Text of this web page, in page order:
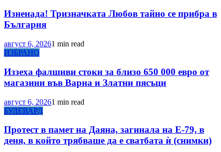
Изненада! Тризначката Любов тайно се прибра в
България
август 6, 20261 min read
ИЗБРАНО
Иззеха фалшиви стоки за близо 650 000 евро от
магазини във Варна и Златни пясъци
август 6, 20261 min read
БУЛЕВАРД
Протест в памет на Даяна, загинала на Е-79, в
деня, в който трябваше да е сватбата ѝ (снимки)